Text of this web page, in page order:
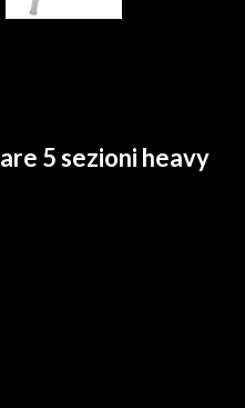
5 sezioni heavy